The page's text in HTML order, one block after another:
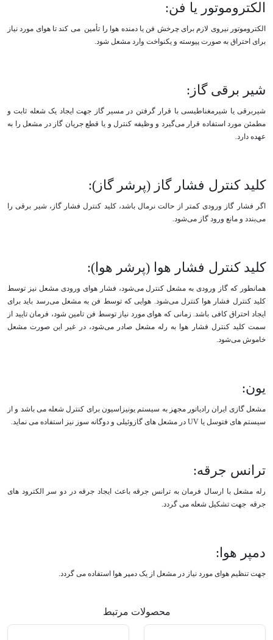
الکتروموتور یا فن:
الکتروموتور نیروی لازم برای چرخش فن یا دمنده هوا را تأمین می کند تا هوای مورد نیاز
برای احتراق به صورت پیوسته و یکنواخت وارد مشعل شود.
شیر برقی گاز:
شیربرقی یا شیرمغناطیسی با قرار گرفتن در مسیر گاز جهت ایجاد یک شعله ثابت و
مطمئن مورد استفاده قرار می‌گیرد و وظیفه کنترل و یا قطع جریان گاز در مشعل را به
عهده دارد.
کلید کنترل فشار گاز (پرشر گاز):
اگر فشار گاز ورودی کمتر از حالت نرمال باشد، کلید کنترل فشار گاز، شیر برقی را
می‌بندد و مانع ورود گاز می‌شود.
کلید کنترل فشار هوا (پرشر هوا):
همانطور که گاز ورودی به مشعل کنترل می‌شود، فشار هوای ورودی مشعل نیز توسط
کلید کنترل فشار هوا کنترل می‌شود. هوایی که توسط فن به مشعل می‌رسد باید برای
ایجاد احتراق کافی باشد. زمانی که هوای مورد نیاز توسط فن تامین شود، فرمان تایید از
سمت کلید کنترل فشار هوا به رله مشعل صادر می‌شود، در غیر این صورت مشعل
خاموش می‌شود.
یون:
مشعل گازی ایران رادیاتور مجهز به سیستم یونیزاسیون برای کنترل شعله می باشد و از
سیستم های فتوسل یا UV در مشعل های گازوئیلی و دوگانه سوز نیز استفاده می نماید.
ترانس جرقه:
رله مشعل با ارسال فرمان به ترانس جرقه باعث ایجاد جرقه در دو سر الکترود های
جرقه جهت تشکیل شعله می گردد.
دمپر هوا:
جهت تنظیم هوای مورد نیاز در مشعل از یک دمپر هوا استفاده می گردد.
محصولات مرتبط